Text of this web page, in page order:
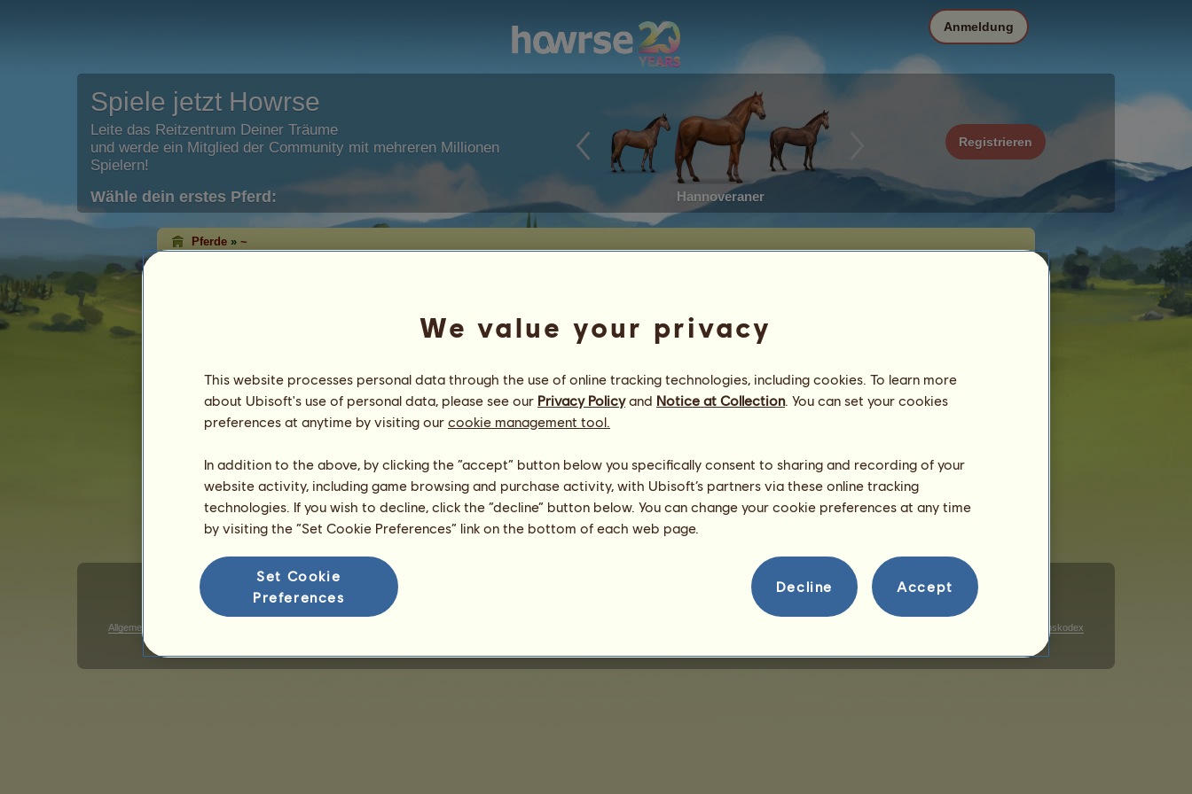
Spiele jetzt Howrse
Leite das Reitzentrum Deiner Träume
und werde ein Mitglied der Community mit mehreren Millionen
Spielern!
Wähle dein erstes Pferd: Hannoveraner
Registrieren
Anmeldung
Pferde » ~
Geboren am: 11.05.2026
Fell: Rotbrauner
Vater:
Darius
Geschlecht: männlich
Mutter: Cantina
Allgemeine Geschäftsbedingungen Verhaltenskodex
We value your privacy
This website processes personal data through the use of online tracking technologies, including cookies. To learn more
about Ubisoft's use of personal data, please see our Privacy Policyand Notice at Collection. You can set your cookies
preferences at anytime by visiting our cookie management tool.
In addition to the above, by clicking the “accept” button below you specifically consent to sharing and recording of your
website activity, including game browsing and purchase activity, with Ubisoft’s partners via these online tracking
technologies. If you wish to decline, click the “decline” button below. You can change your cookie preferences at any time
by visiting the “Set Cookie Preferences” link on the bottom of each web page.
Set Cookie
Preferences
Decline Accept